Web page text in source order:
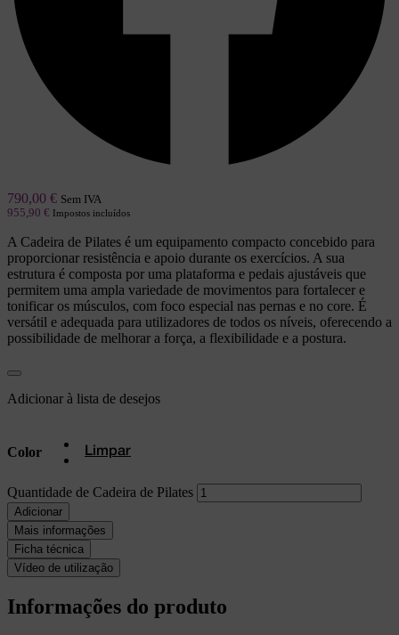
790,00 € Sem IVA
955,90 € Impostos incluídos
A Cadeira de Pilates é um equipamento compacto concebido para
proporcionar resistência e apoio durante os exercícios. A sua
estrutura é composta por uma plataforma e pedais ajustáveis que
permitem uma ampla variedade de movimentos para fortalecer e
tonificar os músculos, com foco especial nas pernas e no core. É
versátil e adequada para utilizadores de todos os níveis, oferecendo a
possibilidade de melhorar a força, a flexibilidade e a postura.
Adicionar à lista de desejos
Color Limpar
Quantidade de Cadeira de Pilates
Adicionar
Mais informações
Ficha técnica
Vídeo de utilização
Informações do produto